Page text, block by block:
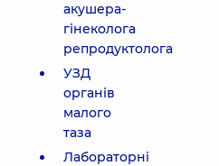
акушера-
гінеколога
репродуктолога
УЗД
органів
малого
таза
Лабораторні